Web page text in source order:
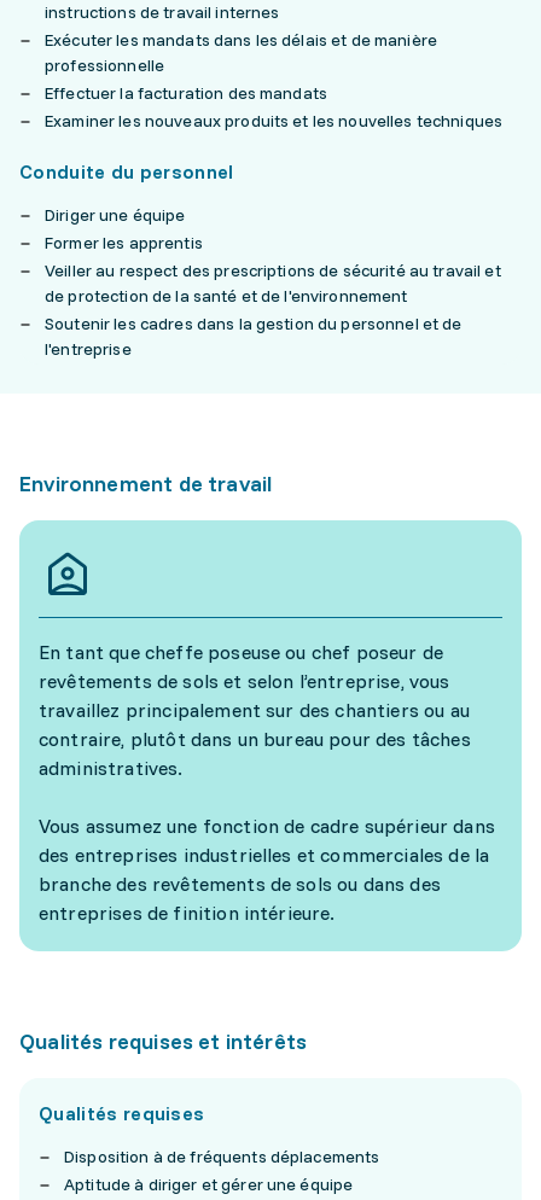
instructions de travail internes
Exécuter les mandats dans les délais et de manière
professionnelle
Effectuer la facturation des mandats
Examiner les nouveaux produits et les nouvelles techniques
Conduite du personnel
Diriger une équipe
Former les apprentis
Veiller au respect des prescriptions de sécurité au travail et
de protection de la santé et de l'environnement
Soutenir les cadres dans la gestion du personnel et de
l'entreprise
Environnement de travail
En tant que cheffe poseuse ou chef poseur de
revêtements de sols et selon l’entreprise, vous
travaillez principalement sur des chantiers ou au
contraire, plutôt dans un bureau pour des tâches
administratives.
Vous assumez une fonction de cadre supérieur dans
des entreprises industrielles et commerciales de la
branche des revêtements de sols ou dans des
entreprises de finition intérieure.
Qualités requises et intérêts
Qualités requises
Disposition à de fréquents déplacements
Aptitude à diriger et gérer une équipe